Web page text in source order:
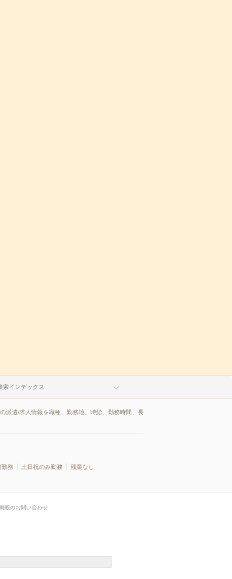
索インデックス
派遣/求人情報を職種、勤務地、時給、勤務時間、長
務 土日祝のみ勤務
残業なし
載のお問い合わせ